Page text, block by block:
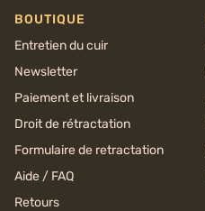
BOUTIQUE
Entretien du cuir
Newsletter
Paiement et livraison
Droit de rétractation
Formulaire de retractation
Aide / FAQ
Retours